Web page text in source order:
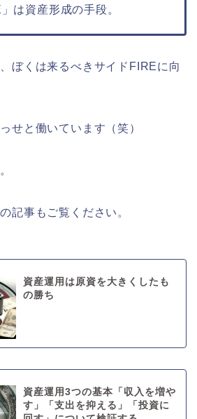
は資産形成の手段。
ぼくは来るべきサイドFIREに向
せと働いています（笑）
記事もご覧ください。
資産運用は原資を大きくしたも
の勝ち
資産運用3つの基本「収入を増や
す」「支出を抑える」「投資に